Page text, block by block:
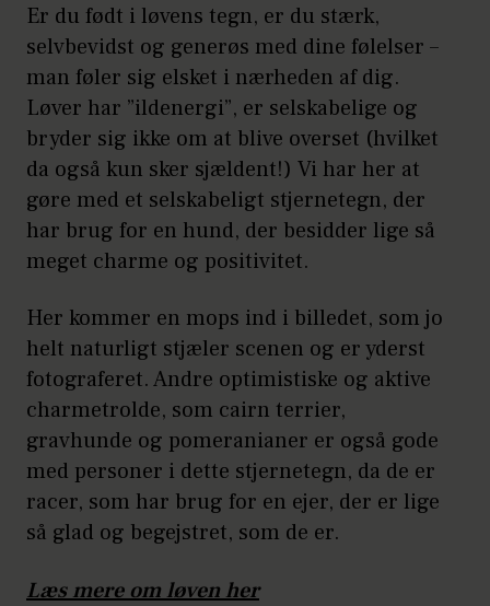
Er du født i løvens tegn, er du stærk,
selvbevidst og generøs med dine følelser –
man føler sig elsket i nærheden af dig.
Løver har ”ildenergi”, er selskabelige og
bryder sig ikke om at blive overset (hvilket
da også kun sker sjældent!) Vi har her at
gøre med et selskabeligt stjernetegn, der
har brug for en hund, der besidder lige så
meget charme og positivitet.
Her kommer en mops ind i billedet, som jo
helt naturligt stjæler scenen og er yderst
fotograferet. Andre optimistiske og aktive
charmetrolde, som cairn terrier,
gravhunde og pomeranianer er også gode
med personer i dette stjernetegn, da de er
racer, som har brug for en ejer, der er lige
så glad og begejstret, som de er.
Læs mere om løven her